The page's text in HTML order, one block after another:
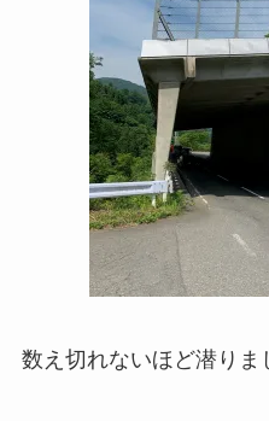
数え切れないほど潜りま